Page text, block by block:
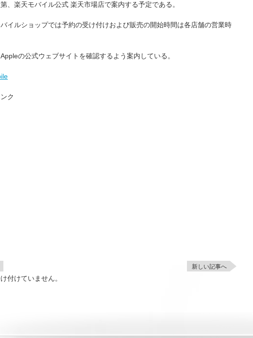
、楽天モバイル公式 楽天市場店で案内する予定である。
イルショップでは予約の受け付けおよび販売の開始時間は各店舗の営業時
の公式ウェブサイトを確認するよう案内している。
ク
新しい記事へ
付けていません。